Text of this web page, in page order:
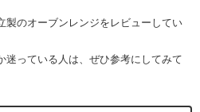
製のオーブンレンジをレビューしてい
迷っている人は、ぜひ参考にしてみて